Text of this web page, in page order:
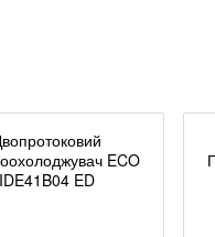
ECO
IDE41B04 ED